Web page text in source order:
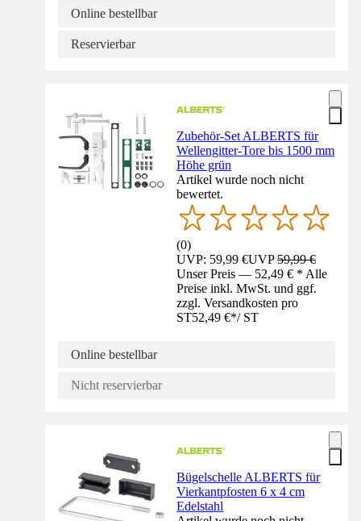
Online bestellbar
Reservierbar
Zubehör-Set ALBERTS für
Wellengitter-Tore bis 1500 mm
Höhe grün
Artikel wurde noch nicht
bewertet.
(0)
UVP: 59,99 €UVP59,99 €
Unser Preis — 52,49 € * Alle
Preise inkl. MwSt. und ggf.
zzgl. Versandkosten pro
ST52,49 €*/ ST
Online bestellbar
Nicht reservierbar
Bügelschelle ALBERTS für
Vierkantpfosten 6 x 4 cm
Edelstahl